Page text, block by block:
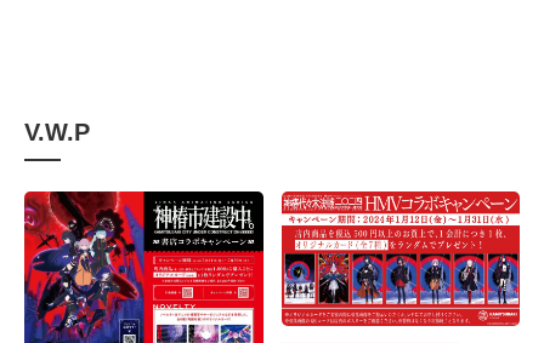
V.W.P